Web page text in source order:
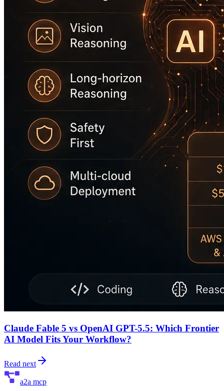
Claude Fable 5 vs OpenAI GPT-5.5: Which Frontier
AI Model Fits Your Workflow?
Read next
a2a mcp